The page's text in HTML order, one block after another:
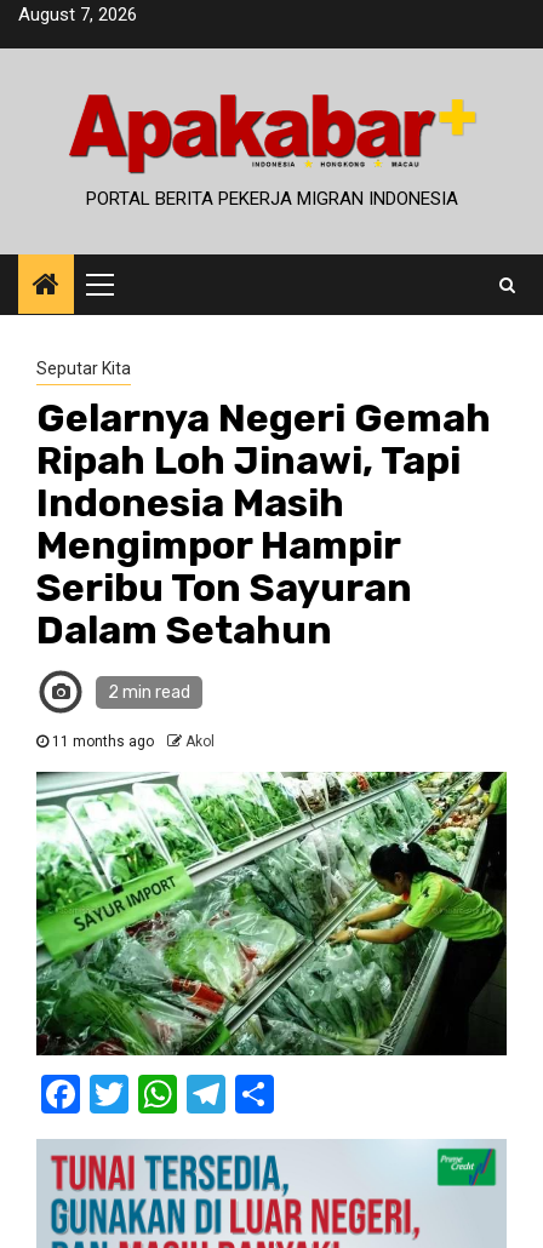
SkipAugust 7, 2026
PORTAL BERITA PEKERJA MIGRAN INDONESIA
Primary
Menu
Seputar Kita
Gelarnya Negeri Gemah
Ripah Loh Jinawi, Tapi
Indonesia Masih
Mengimpor Hampir
Seribu Ton Sayuran
Dalam Setahun
2 min read
11 months ago Akol
Facebook
Twitter
WhatsApp
Telegram